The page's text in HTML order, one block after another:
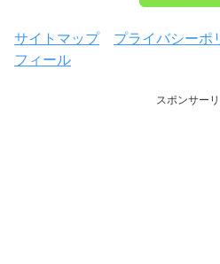
サイトマップ プライバシーポ
フィール
スポンサー